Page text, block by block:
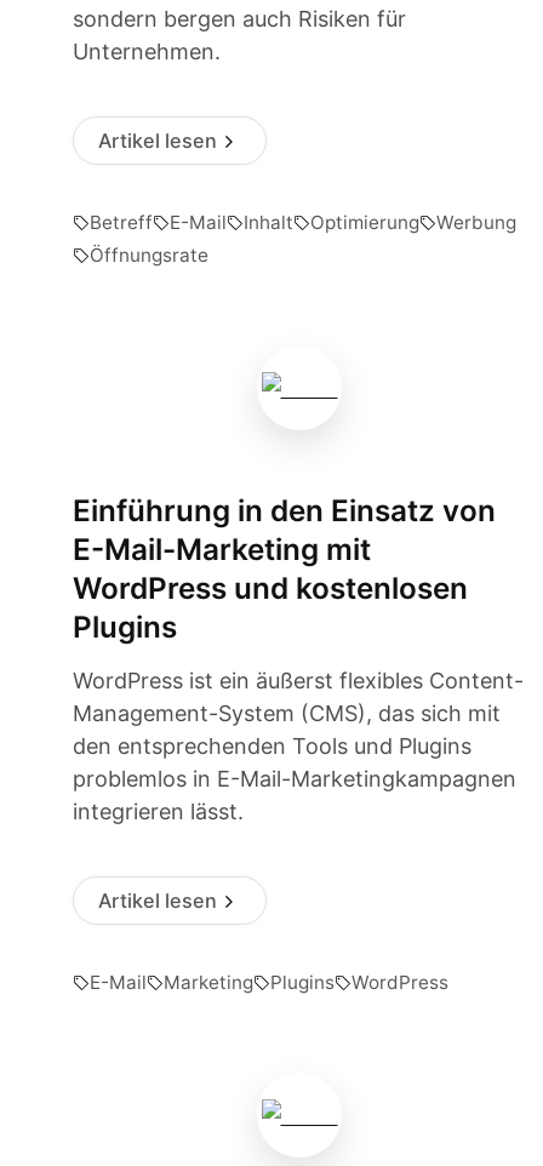
sondern bergen auch Risiken für
Unternehmen.
Artikel lesen
Betreff E-Mail Inhalt Optimierung
Werbung
Öffnungsrate
Einführung in den Einsatz von
E-Mail-Marketing mit
WordPress und kostenlosen
Plugins
WordPress ist ein äußerst flexibles Content-
Management-System (CMS), das sich mit
den entsprechenden Tools und Plugins
problemlos in E-Mail-Marketingkampagnen
integrieren lässt.
Artikel lesen
E-Mail Marketing Plugins WordPress